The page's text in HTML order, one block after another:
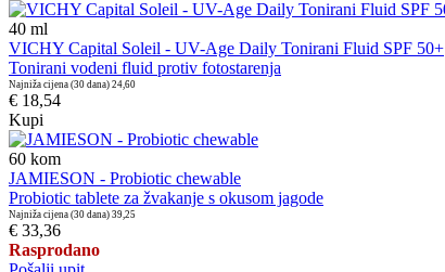
40 ml
VICHY Capital Soleil - UV-Age Daily Tonirani Fluid SPF 50+
Tonirani vodeni fluid protiv fotostarenja
Najniža cijena (30 dana) 24,60
€ 18,54
Kupi
60 kom
JAMIESON - Probiotic chewable
Probiotic tablete za žvakanje s okusom jagode
Najniža cijena (30 dana) 39,25
€ 33,36
Rasprodano